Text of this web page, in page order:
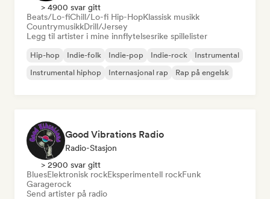
> 4900 svar gitt
Beats/Lo-fiChill/Lo-fi Hip-HopKlassisk musikk
CountrymusikkDrill/Jersey
Legg til artister i mine innflytelsesrike spillelister
Hip-hop Indie-folk Indie-pop Indie-rock
Instrumental
Instrumental hiphop
Internasjonal rap Rap på engelsk
Good Vibrations Radio
Radio-Stasjon
> 2900 svar gitt
BluesElektronisk rockEksperimentell rockFunk
Garagerock
Send artister på radio